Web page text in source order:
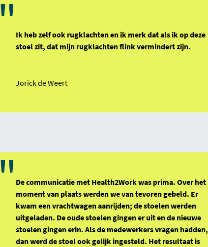
"Ik heb zelf ook rugklachten en ik merk dat als ik op deze
stoel zit, dat mijn rugklachten flink vermindert zijn.
Jorick de Weert
"De communicatie met Health2Work was prima. Over het
moment van plaats werden we van tevoren gebeld. Er
kwam een vrachtwagen aanrijden; de stoelen werden
uitgeladen. De oude stoelen gingen er uit en de nieuwe
stoelen gingen erin. Als de medewerkers vragen hadden,
dan werd de stoel ook gelijk ingesteld. Het resultaat is